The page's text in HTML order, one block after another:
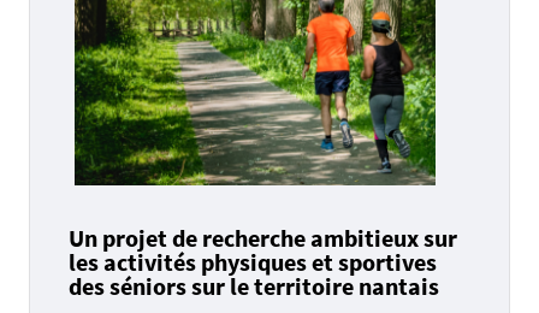
Un projet de recherche ambitieux sur
les activités physiques et sportives
des séniors sur le territoire nantais